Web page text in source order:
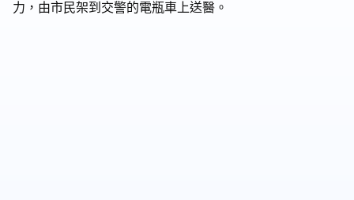
力，由市民架到交警的電瓶車上送醫。